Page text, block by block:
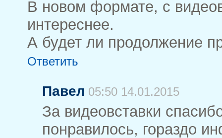
В новом формате, с
интереснее.
А будет ли продолжение
Ответить
Павел 05:50 14.01.2015
За видеовставки
понравилось, гораздо